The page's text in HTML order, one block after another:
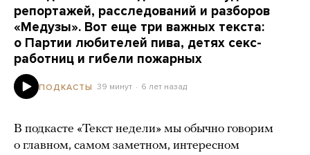
репортажей, расследований и разборов
«Медузы». Вот еще три важных текста:
о Партии любителей пива, детях секс-
работниц и гибели пожарных
ПОДКАСТЫ 39 минут 6 лет назад
В подкасте «Текст недели» мы обычно говорим
о главном, самом заметном, интересном